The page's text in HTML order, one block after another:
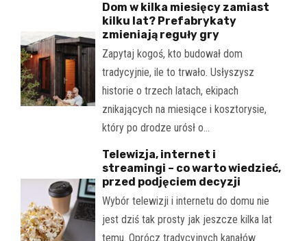
Dom w kilka miesięcy zamiast
kilku lat? Prefabrykaty
zmieniają reguły gry
Zapytaj kogoś, kto budował dom
tradycyjnie, ile to trwało. Usłyszysz
historie o trzech latach, ekipach
znikających na miesiące i kosztorysie,
który po drodze urósł o…
Telewizja, internet i
streamingi – co warto wiedzieć,
przed podjęciem decyzji
Wybór telewizji i internetu do domu nie
jest dziś tak prosty jak jeszcze kilka lat
temu. Oprócz tradycyjnych kanałów